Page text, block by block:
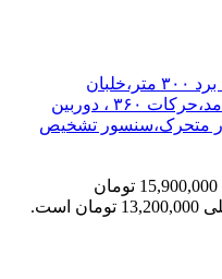
کوادکوپترS178/هلیشات s178 با برد ۳۰۰ متر،خلبان
هوشمند،تنظیم سرعت،هدلس مد،حرکات ۳۶۰ ، دوربین
متحرک،سنسور تشخیص
قیمت اصلی 15,900,000 تومان
است.